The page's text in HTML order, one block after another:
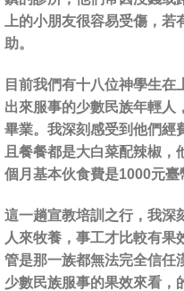
上的小朋友很容易受傷，
助。
目前我們有十八位神學生在
出來服事的少數民族年輕人
畢業。我深刻感受到他們經
且餐餐都是大白菜配辣椒
個月基本伙食費是1000元臺
這一趟宣教培訓之行，我深
人來牧養，事工才比較有果
管是那一族都無法完全信任
少數民族服事的果效來看，